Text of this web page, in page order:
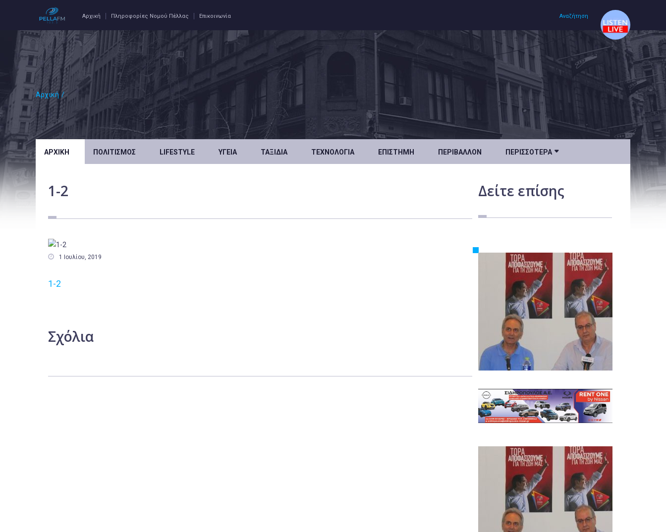
Αρχική Πληροφορίες Νομού Πέλλας Επικοινωνία Αναζήτηση
Αρχική /
ΑΡΧΙΚΉ ΠΟΛΙΤΙΣΜΌΣ LIFESTYLE ΥΓΕΊΑ ΤΑΞΊΔΙΑ ΤΕΧΝΟΛΟΓΊΑ ΕΠΙΣΤΉΜΗ ΠΕΡΙΒΆΛΛΟΝ ΠΕΡΙΣΣΌΤΕΡΑ 
1-2
 1 Ιουλίου, 2019
1-2
Σχόλια
Δείτε επίσης
Αρχική
Πολιτισμός
Υγεία
Ταξίδια
Επιστήμη
Περιβάλλον
Κόσμος
Τοπικά
Αγροτικά
Οικονομία
Αθλητικά
Αστυνομικό Δελτίο